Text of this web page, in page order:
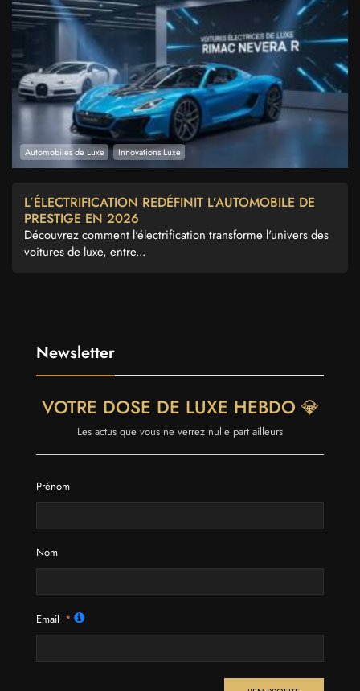
Automobiles de Luxe Innovations Luxe
L’ÉLECTRIFICATION REDÉFINIT L’AUTOMOBILE DE
PRESTIGE EN 2026
Découvrez comment l'électrification transforme l'univers des
voitures de luxe, entre...
Newsletter
VOTRE DOSE DE LUXE HEBDO 💎
Les actus que vous ne verrez nulle part ailleurs
Prénom
Nom
Email